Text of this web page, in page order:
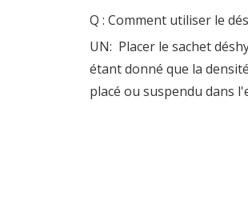
Q : Comment utiliser le
UN: Placer le sachet
étant donné que la
placé ou suspendu dans